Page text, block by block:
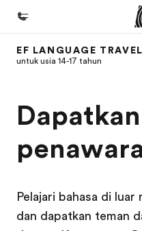
Beranda
Daftar program
Kantor dan sekolah
Tentang kami
EF LANGUAGE TRAVEL
untuk usia 14-17 tahun
Dapatkan
Pelajari bahasa di
dan dapatkan teman